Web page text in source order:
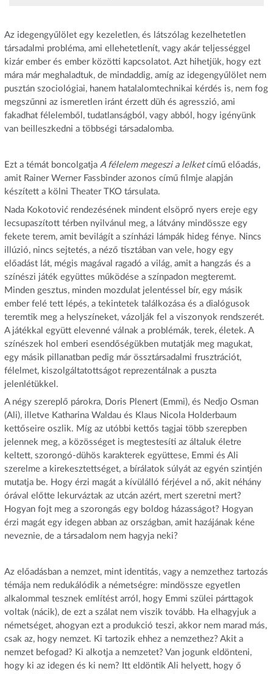
Az idegengyűlölet egy kezeletlen, és látszólag kezelhetetlen
társadalmi probléma, ami ellehetetlenít, vagy akár teljességgel
kizár ember és ember közötti kapcsolatot. Azt hihetjük, hogy ezt
mára már meghaladtuk, de mindaddig, amíg az idegengyűlölet nem
pusztán szociológiai, hanem hatalalomtechnikai kérdés is, nem fog
megszűnni az ismeretlen iránt érzett düh és agresszió, ami
fakadhat félelemből, tudatlanságból, vagy abból, hogy igényünk
van beilleszkedni a többségi társadalomba.
Ezt a témát boncolgatja A félelem megeszi a lelketcímű előadás,
amit Rainer Werner Fassbinder azonos című filmje alapján
készített a kölni Theater TKO társulata.
Nada Kokotović rendezésének mindent elsöprő nyers ereje egy
lecsupaszított térben nyilvánul meg, a látvány mindössze egy
fekete terem, amit bevilágít a színházi lámpák hideg fénye. Nincs
illúzió, nincs sejtetés, a néző tisztában van vele, hogy egy
előadást lát, mégis magával ragadó a világ, amit a hangzás és a
színészi játék együttes működése a színpadon megteremt.
Minden gesztus, minden mozdulat jelentéssel bír, egy másik
ember felé tett lépés, a tekintetek találkozása és a dialógusok
teremtik meg a helyszíneket, vázolják fel a viszonyok rendszerét.
A játékkal együtt elevenné válnak a problémák, terek, életek. A
színészek hol emberi esendőségükben mutatják meg magukat,
egy másik pillanatban pedig már össztársadalmi frusztrációt,
félelmet, kiszolgáltatottságot reprezentálnak a puszta
jelenlétükkel.
A négy szereplő párokra, Doris Plenert (Emmi), és Nedjo Osman
(Ali), illetve Katharina Waldau és Klaus Nicola Holderbaum
kettőseire oszlik. Míg az utóbbi kettős tagjai több szerepben
jelennek meg, a közösséget is megtestesíti az általuk életre
keltett, szorongó-dühös karakterek együttese, Emmi és Ali
szerelme a kirekesztettséget, a bírálatok súlyát az egyén szintjén
mutatja be. Hogy érzi magát a kívülálló férjével a nő, akit néhány
órával előtte lekurváztak az utcán azért, mert szeretni mert?
Hogyan fojt meg a szorongás egy boldog házasságot? Hogyan
érzi magát egy idegen abban az országban, amit hazájának kéne
neveznie, de a társadalom nem hagyja neki?
Az előadásban a nemzet, mint identitás, vagy a nemzethez tartozás
témája nem redukálódik a németségre: mindössze egyetlen
alkalommal tesznek említést arról, hogy Emmi szülei párttagok
voltak (nácik), de ezt a szálat nem viszik tovább. Ha elhagyjuk a
németséget, ahogyan ezt a produkció teszi, akkor nem marad más,
csak az, hogy nemzet. Ki tartozik ehhez a nemzethez? Akit a
nemzet befogad? Ki alkotja a nemzetet? Van jogunk eldönteni,
hogy ki az idegen és ki nem? Itt eldöntik Ali helyett, hogy ő